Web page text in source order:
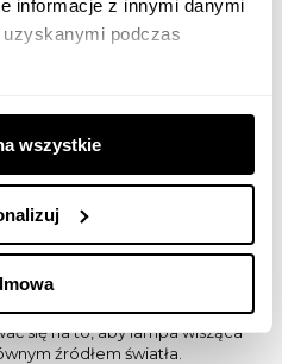
informacje z innymi danymi
podczas
wszystkie
polecamy wszystkim
klimatycznych,
ogrodzie. Do ich oświetlenia
LED - cechują się one
oraz wydajności.
bardzo ciemnych
do gustu zarówno
gościom. Lampy można
pomysł na niebanalne
to rozwiązanie coraz bardziej
się na to, aby lampa wisząca
źródłem światła.